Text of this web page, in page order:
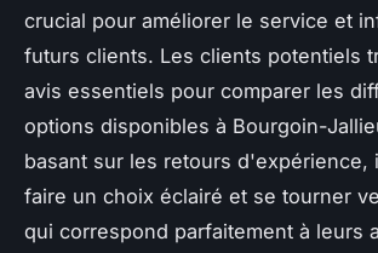
crucial pour améliorer le service et
futurs clients. Les clients potentiels
avis essentiels pour comparer les
options disponibles à Bourgoin-
basant sur les retours d'expérience,
faire un choix éclairé et se tourner
qui correspond parfaitement à leurs